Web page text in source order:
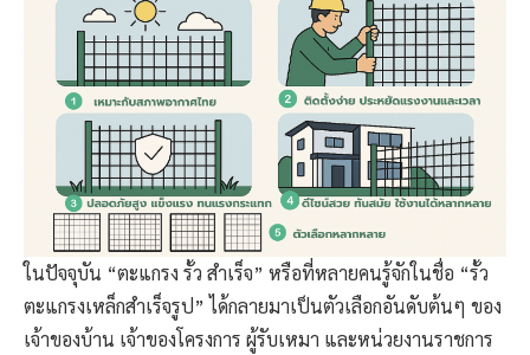
ในปัจจุบัน “ตะแกรง รั้ว สำเร็จ” หรือที่หลายคนรู้จักในชื่อ “รั้ว
ตะแกรงเหล็กสำเร็จรูป” ได้กลายมาเป็นตัวเลือกอันดับต้นๆ ของ
เจ้าของบ้าน เจ้าของโครงการ ผู้รับเหมา และหน่วยงานราชการ